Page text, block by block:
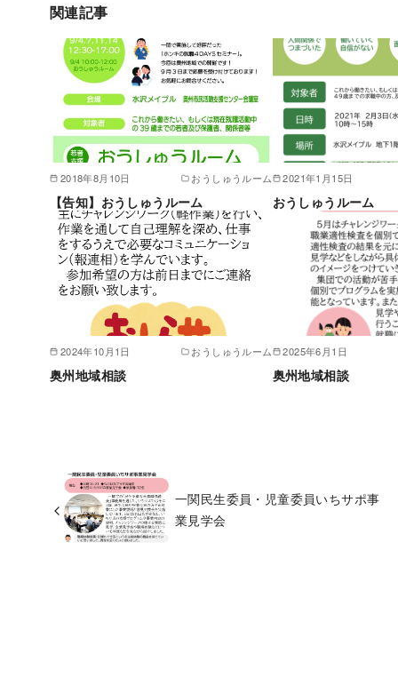
関連記事
2018年8月10日 おうしゅうルーム
【告知】おうしゅうルーム
2021年1月15日
おうしゅうルーム
2024年10月1日 おうしゅうルーム
奥州地域相談
2025年6月1日
奥州地域相談
一関民生委員・児童委員いちサポ事
業見学会